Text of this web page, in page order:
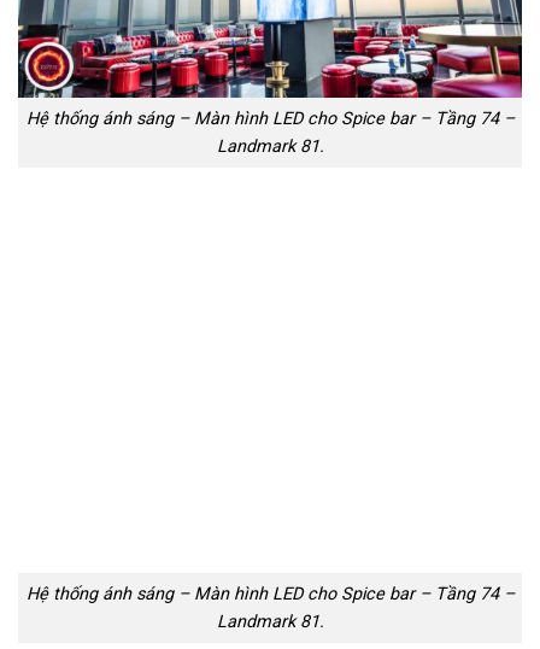
Hệ thống ánh sáng – Màn hình LED cho Spice bar – Tầng 74 –
Landmark 81.
Hệ thống ánh sáng – Màn hình LED cho Spice bar – Tầng 74 –
Landmark 81.